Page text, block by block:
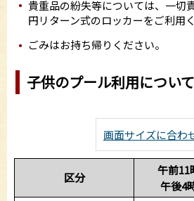
貴重品の紛失等については、一切
円リターン式のロッカーをご利用
ごみはお持ち帰りください。
子供のプール利用について
画面サイズに合わ
区分
午前11
午後4